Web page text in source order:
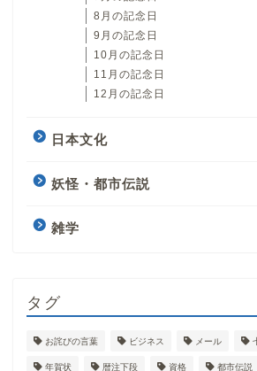
8月の記念日
9月の記念日
10月の記念日
11月の記念日
12月の記念日
日本文化
妖怪・都市伝説
雑学
タグ
お詫びの言葉 ビジネス メール
年賀状 暦注下段 資格 都市伝説